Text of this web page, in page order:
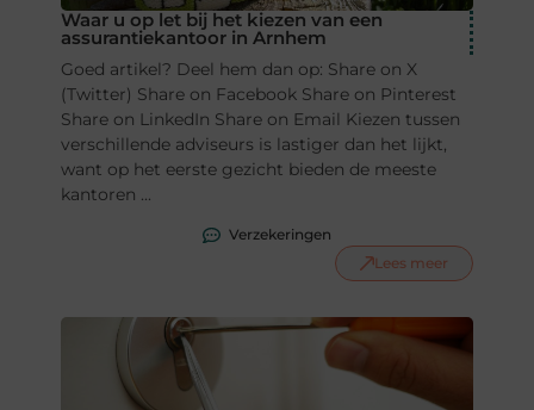
Waar u op let bij het kiezen van een
assurantiekantoor in Arnhem
Goed artikel? Deel hem dan op: Share on X
(Twitter) Share on Facebook Share on Pinterest
Share on LinkedIn Share on Email Kiezen tussen
verschillende adviseurs is lastiger dan het lijkt,
want op het eerste gezicht bieden de meeste
kantoren ...
Verzekeringen
Lees meer